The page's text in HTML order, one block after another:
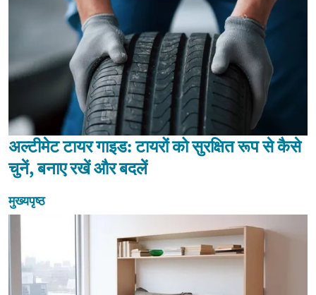
अल्टीमेट टायर गाइड: टायरों को सुरक्षित रूप से कैसे
चुनें, बनाए रखें और बदलें
मुख्यपृष्ठ